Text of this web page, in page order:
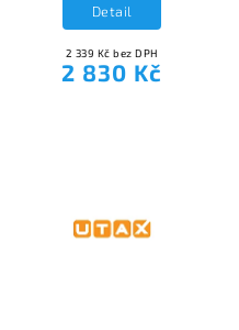
2 339 Kč bez DPH
2 830 Kč
Detail